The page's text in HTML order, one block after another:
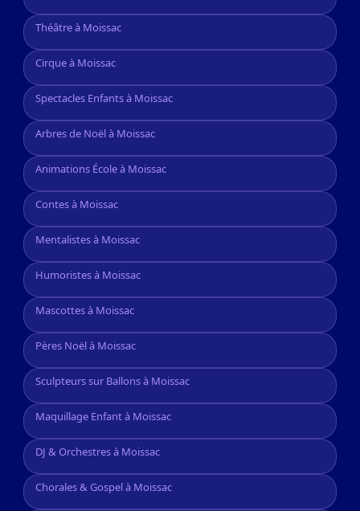
Théâtre à Moissac
Cirque à Moissac
Spectacles Enfants à Moissac
Arbres de Noël à Moissac
Animations École à Moissac
Contes à Moissac
Mentalistes à Moissac
Humoristes à Moissac
Mascottes à Moissac
Pères Noël à Moissac
Sculpteurs sur Ballons à Moissac
Maquillage Enfant à Moissac
DJ & Orchestres à Moissac
Chorales & Gospel à Moissac